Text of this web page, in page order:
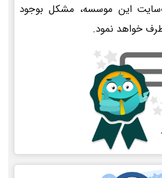
این موسسه، مشکل بوجود
خواهد نمود.